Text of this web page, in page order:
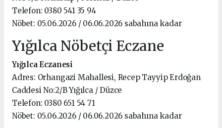
Telefon: 0380 541 35 94
Nöbet: 05.06.2026 / 06.06.2026 sabahına kadar
Yığılca Nöbetçi Eczane
Yığılca Eczanesi
Adres: Orhangazi Mahallesi, Recep Tayyip Erdoğan
Caddesi No:2/B Yığılca / Düzce
Telefon: 0380 651 54 71
Nöbet: 05.06.2026 / 06.06.2026 sabahına kadar